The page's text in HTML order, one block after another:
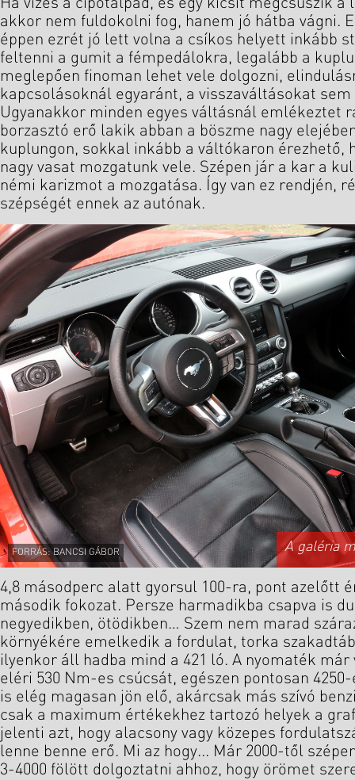
Ha vizes a cipőtalpad, és egy kicsit megcsúszik a
akkor nem fuldokolni fog, hanem jó hátba vágni.
éppen ezrét jó lett volna a csíkos helyett inkább
feltenni a gumit a fémpedálokra, legalább a
meglepően finoman lehet vele dolgozni,
kapcsolásoknál egyaránt, a visszaváltásokat
Ugyanakkor minden egyes váltásnál emlékeztet
borzasztó erő lakik abban a böszme nagy
kuplungon, sokkal inkább a váltókaron érezhető,
nagy vasat mozgatunk vele. Szépen jár a kar a
némi karizmot a mozgatása. Így van ez rendjén,
szépségét ennek az autónak.
FORRÁS: BANCSI GÁBOR A galéria
4,8 másodperc alatt gyorsul 100-ra, pont azelőtt
második fokozat. Persze harmadikba csapva is
negyedikben, ötödikben… Szem nem marad
környékére emelkedik a fordulat, torka
ilyenkor áll hadba mind a 421 ló. A nyomaték
eléri 530 Nm-es csúcsát, egészen pontosan
is elég magasan jön elő, akárcsak más szívó
csak a maximum értékekhez tartozó helyek a
jelenti azt, hogy alacsony vagy közepes
lenne benne erő. Mi az hogy... Már 2000-től
3-4000 fölött dolgoztatni ahhoz, hogy örömet